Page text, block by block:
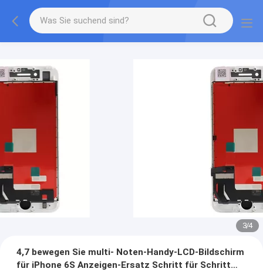
3/4
4,7 bewegen Sie multi- Noten-Handy-LCD-Bildschirm
für iPhone 6S Anzeigen-Ersatz Schritt für Schritt